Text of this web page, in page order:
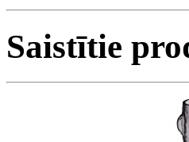
Saistītie